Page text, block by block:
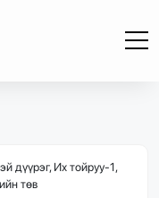
дүүрэг, Их тойруу-1,
төв